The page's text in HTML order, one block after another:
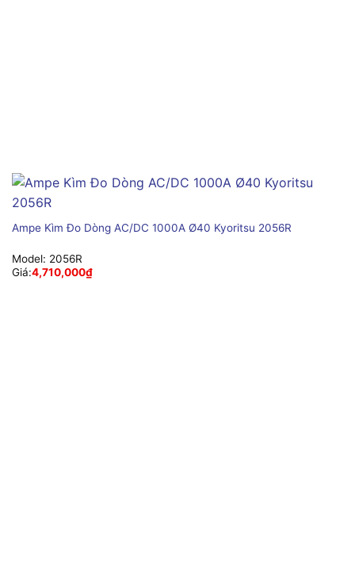
Ampe Kìm Đo Dòng AC/DC 1000A Ø40 Kyoritsu 2056R
Model: 2056R
Giá:4,710,000₫